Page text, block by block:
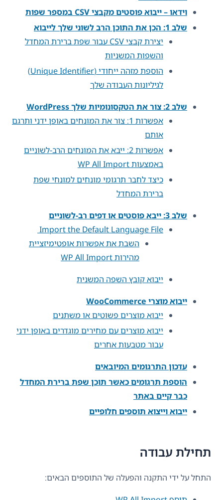
וידאו – ייבוא ​​פוסטים מקבצי CSV במספר שפות
שלב 1: הכן את התוכן הרב לשוני שלך לייבוא
יצירת קבצי CSV עבור שפת ברירת המחדל
והשפות המשניות
הוספת מזהה ייחודי (Unique Identifier)
לגיליונות העבודה שלך
שלב 2: צור את הטקסונומיות שלך WordPress
אפשרות 1: צור את המונחים באופן ידני ותרגם
אותם
אפשרות 2: ייבא את המונחים הרב-לשוניים
באמצעות WP All Import
כיצד לחבר תרגומי מונחים למונחי שפת
ברירת המחדל
שלב 3: ייבא פוסטים או דפים רב-לשוניים
Import the Default Language File
השבת את אפשרות אופטימיזציית
מהירות WP All Import
ייבוא קובץ השפה המשנית
ייבוא ​​מוצרי WooCommerce
ייבוא מוצרים פשוטים או משתנים
ייבוא מוצרים עם מחירים מוגדרים באופן ידני
עבור מטבעות אחרים
עדכון התרגומים המיובאים
הוספת תרגומים כאשר תוכן שפת ברירת המחדל
כבר קיים באתר
ייבוא ​​וייצוא תוספים חלופיים
תחילת עבודה
התחל על ידי התקנה והפעלה של התוספים הבאים: